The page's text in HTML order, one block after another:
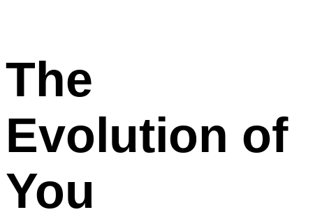
The
Evolution of
You